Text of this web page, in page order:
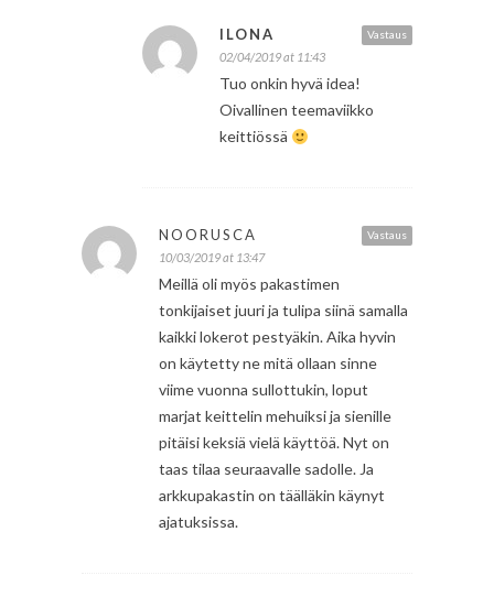
Vastaus
ILONA
02/04/2019 at 11:43
Tuo onkin hyvä idea!
Oivallinen teemaviikko
keittiössä
Vastaus
NOORUSCA
10/03/2019 at 13:47
Meillä oli myös pakastimen
tonkijaiset juuri ja tulipa siinä samalla
kaikki lokerot pestyäkin. Aika hyvin
on käytetty ne mitä ollaan sinne
viime vuonna sullottukin, loput
marjat keittelin mehuiksi ja sienille
pitäisi keksiä vielä käyttöä. Nyt on
taas tilaa seuraavalle sadolle. Ja
arkkupakastin on täälläkin käynyt
ajatuksissa.